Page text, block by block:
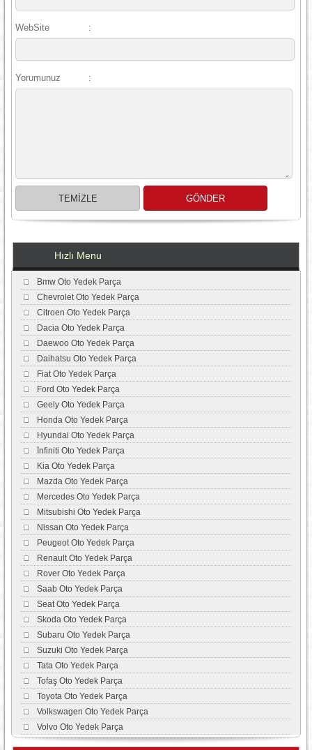
WebSite :
Yorumunuz :
Hızlı Menu
Bmw Oto Yedek Parça
Chevrolet Oto Yedek Parça
Citroen Oto Yedek Parça
Dacia Oto Yedek Parça
Daewoo Oto Yedek Parça
Daihatsu Oto Yedek Parça
Fiat Oto Yedek Parça
Ford Oto Yedek Parça
Geely Oto Yedek Parça
Honda Oto Yedek Parça
Hyundai Oto Yedek Parça
İnfiniti Oto Yedek Parça
Kia Oto Yedek Parça
Mazda Oto Yedek Parça
Mercedes Oto Yedek Parça
Mitsubishi Oto Yedek Parça
Nissan Oto Yedek Parça
Peugeot Oto Yedek Parça
Renault Oto Yedek Parça
Rover Oto Yedek Parça
Saab Oto Yedek Parça
Seat Oto Yedek Parça
Skoda Oto Yedek Parça
Subaru Oto Yedek Parça
Suzuki Oto Yedek Parça
Tata Oto Yedek Parça
Tofaş Oto Yedek Parça
Toyota Oto Yedek Parça
Volkswagen Oto Yedek Parça
Volvo Oto Yedek Parça